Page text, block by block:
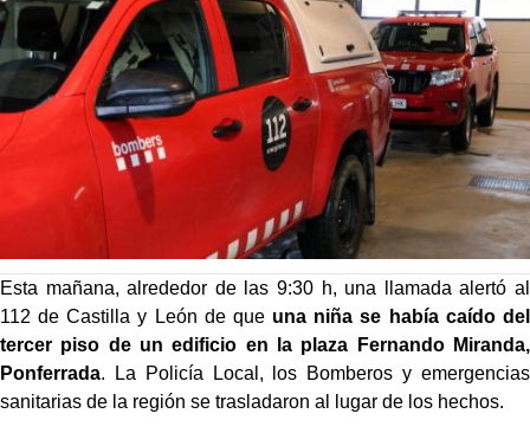
Esta mañana, alrededor de las 9:30 h, una llamada alertó al
112 de Castilla y León de queuna niña se había caído del
tercer piso de un edificio en la plaza Fernando Miranda,
Ponferrada. La Policía Local, los Bomberos y emergencias
sanitarias de la región se trasladaron al lugar de los hechos.